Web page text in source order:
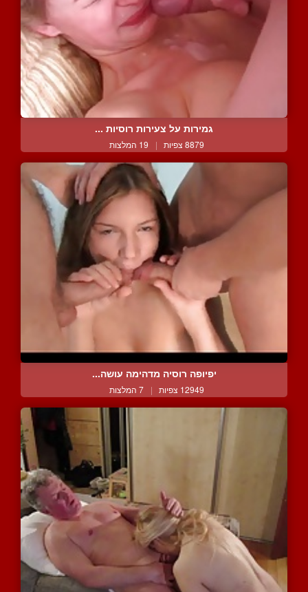
גמירות על צעירות רוסיות ...
8879 צפיות | 19 המלצות
יפיופה רוסיה מדהימה עושה...
12949 צפיות | 7 המלצות